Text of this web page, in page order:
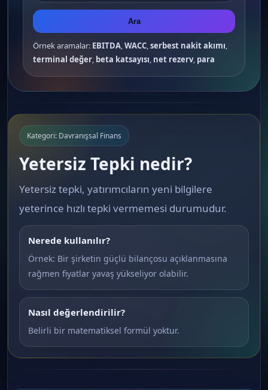
Ara
Örnek aramalar: EBITDA,WACC,serbest nakit akımı,
terminal değer, beta katsayısı, net rezerv, para
Kategori: Davranışsal Finans
Yetersiz Tepki nedir?
Yetersiz tepki, yatırımcıların yeni bilgilere
yeterince hızlı tepki vermemesi durumudur.
Nerede kullanılır?
Örnek: Bir şirketin güçlü bilançosu açıklanmasına
rağmen fiyatlar yavaş yükseliyor olabilir.
Nasıl değerlendirilir?
Belirli bir matematiksel formül yoktur.